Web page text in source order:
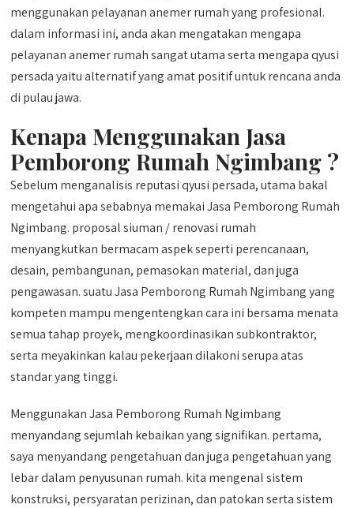
menggunakan pelayanan anemer rumah yang profesional.
dalam informasi ini, anda akan mengatakan mengapa
pelayanan anemer rumah sangat utama serta mengapa qyusi
persada yaitu alternatif yang amat positif untuk rencana anda
di pulau jawa.
Kenapa Menggunakan Jasa
Pemborong Rumah Ngimbang ?
Sebelum menganalisis reputasi qyusi persada, utama bakal
mengetahui apa sebabnya memakai Jasa Pemborong Rumah
Ngimbang. proposal siuman / renovasi rumah
menyangkutkan bermacam aspek seperti perencanaan,
desain, pembangunan, pemasokan material, dan juga
pengawasan. suatu Jasa Pemborong Rumah Ngimbang yang
kompeten mampu mengentengkan cara ini bersama menata
semua tahap proyek, mengkoordinasikan subkontraktor,
serta meyakinkan kalau pekerjaan dilakoni serupa atas
standar yang tinggi.
Menggunakan Jasa Pemborong Rumah Ngimbang
menyandang sejumlah kebaikan yang signifikan. pertama,
saya menyandang pengetahuan dan juga pengetahuan yang
lebar dalam penyusunan rumah. kita mengenal sistem
konstruksi, persyaratan perizinan, dan patokan serta sistem